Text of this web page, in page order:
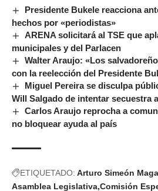
Presidente Bukele reacciona
hechos por «periodistas»
ARENA solicitará al TSE que
municipales y del Parlacen
Walter Araujo: «Los
con la reelección del Presidente
Miguel Pereira se disculpa
Will Salgado de intentar secuestra
Carlos Araujo reprocha a
no bloquear ayuda al país
ETIQUETADO: Arturo Simeón
Asamblea Legislativa Comisión